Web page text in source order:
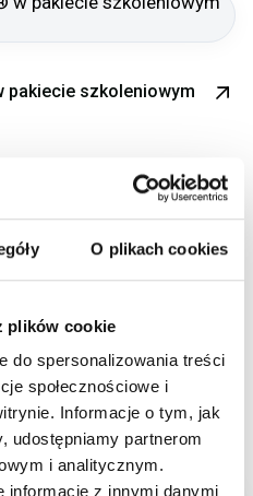
O plikach cookies
plików cookie
do spersonalizowania treści
społecznościowe i
Informacje o tym, jak
udostępniamy partnerom
i analitycznym.
informacje z innymi danymi
pakiecie szkoleniowym
rozwojowe mogą
oraz efektywność pracy w